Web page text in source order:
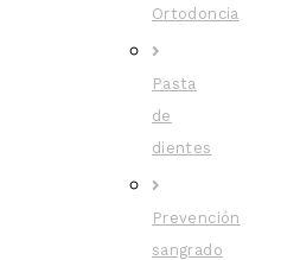
Ortodoncia
Pasta
de
dientes
Prevención
sangrado